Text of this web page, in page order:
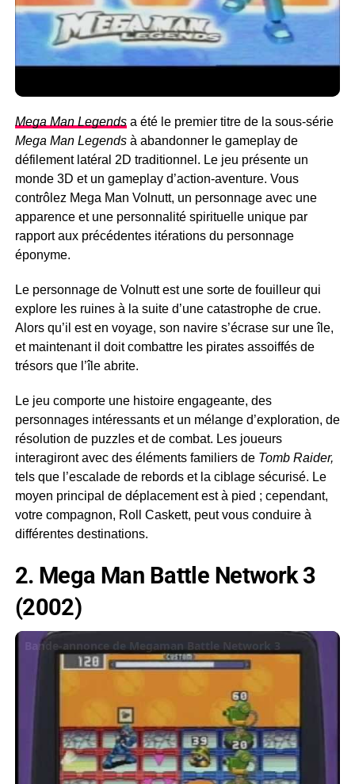
Mega Man Legendsa été le premier titre de la sous-série
Mega Man Legends à abandonner le gameplay de
défilement latéral 2D traditionnel. Le jeu présente un
monde 3D et un gameplay d’action-aventure. Vous
contrôlez Mega Man Volnutt, un personnage avec une
apparence et une personnalité spirituelle unique par
rapport aux précédentes itérations du personnage
éponyme.
Le personnage de Volnutt est une sorte de fouilleur qui
explore les ruines à la suite d’une catastrophe de crue.
Alors qu’il est en voyage, son navire s’écrase sur une île,
et maintenant il doit combattre les pirates assoiffés de
trésors que l’île abrite.
Le jeu comporte une histoire engageante, des
personnages intéressants et un mélange d’exploration, de
résolution de puzzles et de combat. Les joueurs
interagiront avec des éléments familiers de Tomb Raider,
tels que l’escalade de rebords et la ciblage sécurisé. Le
moyen principal de déplacement est à pied ; cependant,
votre compagnon, Roll Caskett, peut vous conduire à
différentes destinations.
2. Mega Man Battle Network 3
(2002)
Bande-annonce de Megaman Battle Network 3